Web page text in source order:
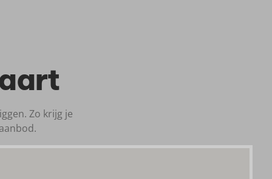
Zo krijg je